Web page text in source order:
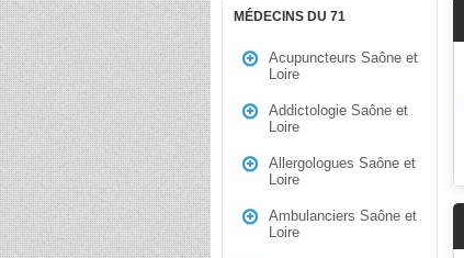
MÉDECINS DU 71
Acupuncteurs Saône et
Loire
Addictologie Saône et
Loire
Allergologues Saône et
Loire
Ambulanciers Saône et
Loire